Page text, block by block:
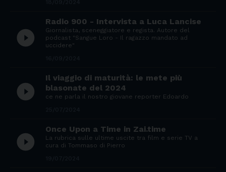
play_circle_filled
Radio 900 - Intervista a Luca Lancise
Giornalista, sceneggiatore e regista. Autore del
podcast "Sangue Loro - Il ragazzo mandato ad
uccidere"
play_circle_filled
Il viaggio di maturità: le mete più
blasonate del 2024
ce ne parla il nostro giovane reporter Edoardo
play_circle_filled
Once Upon a Time in Zai.time
La rubrica sulle ultime uscite tra film e serie TV a
cura di Tommaso di Pierro